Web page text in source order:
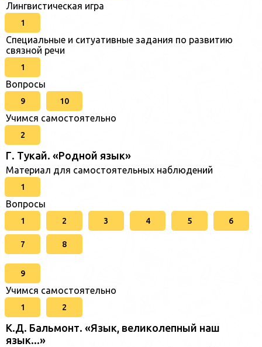
Лингвистическая игра
1
Специальные и ситуативные задания по развитию
связной речи
1
Вопросы
9 10
Учимся самостоятельно
2
Г. Тукай. «Родной язык»
Материал для самостоятельных наблюдений
1
Вопросы
1 2 3 4 5 6
7 8
9
Учимся самостоятельно
1 2
К.Д. Бальмонт. «Язык, великолепный наш
язык...»